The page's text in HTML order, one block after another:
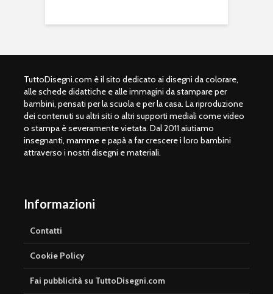
TuttoDisegni.com è il sito dedicato ai disegni da colorare,
alle schede didattiche e alle immagini da stampare per
bambini, pensati per la scuola e per la casa. La riproduzione
dei contenuti su altri siti o altri supporti mediali come video
o stampa è severamente vietata. Dal 2011 aiutiamo
insegnanti, mamme e papà a far crescere i loro bambini
attraverso i nostri disegni e materiali.
Informazioni
Contatti
Cookie Policy
Fai pubblicità su TuttoDisegni.com